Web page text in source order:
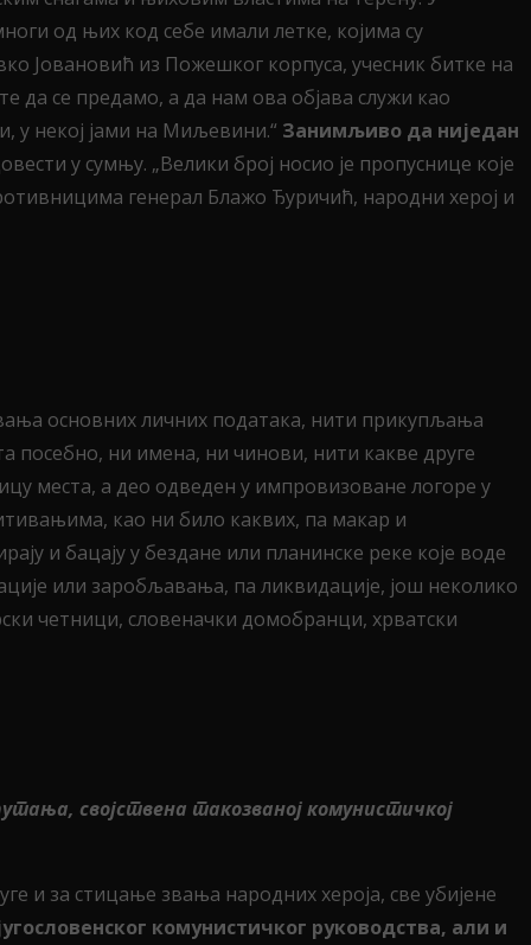
од њих код себе имали летке, којима су
Јовановић из Пожешког корпуса, учесник битке на
да се предамо, а да нам ова објава служи као
у некој јами на Миљевини.“ Занимљиво да ниједан
у сумњу. „Велики број носио је пропуснице које
генерал Блажо Ђуричић, народни херој и
основних личних података, нити прикупљања
посебно, ни имена, ни чинови, нити какве друге
места, а део одведен у импровизоване логоре у
као ни било каквих, па макар и
и бацају у бездане или планинске реке које воде
или заробљавања, па ликвидације, још неколико
четници, словеначки домобранци, хрватски
својствена такозваној комунистичкој
и за стицање звања народних хероја, све убијене
комунистичког руководства, али и